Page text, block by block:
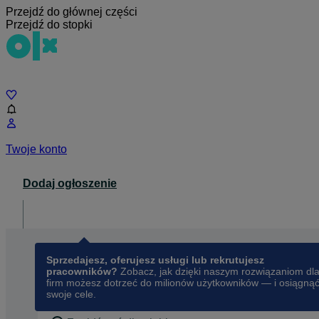
Przejdź do głównej części
Przejdź do stopki
Twoje konto
Dodaj ogłoszenie
Sprzedajesz, oferujesz usługi lub rekrutujesz
pracowników? Zobacz, jak dzięki naszym rozwiązaniom dla
firm możesz dotrzeć do milionów użytkowników — i osiągnąć
swoje cele.